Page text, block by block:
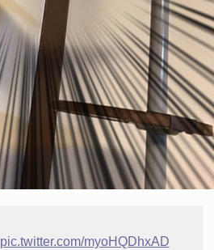
pic.twitter.com/myoHQDhxAD